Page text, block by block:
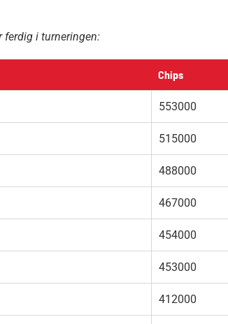
ferdig i turneringen:
Chips
553000
515000
488000
467000
454000
453000
412000